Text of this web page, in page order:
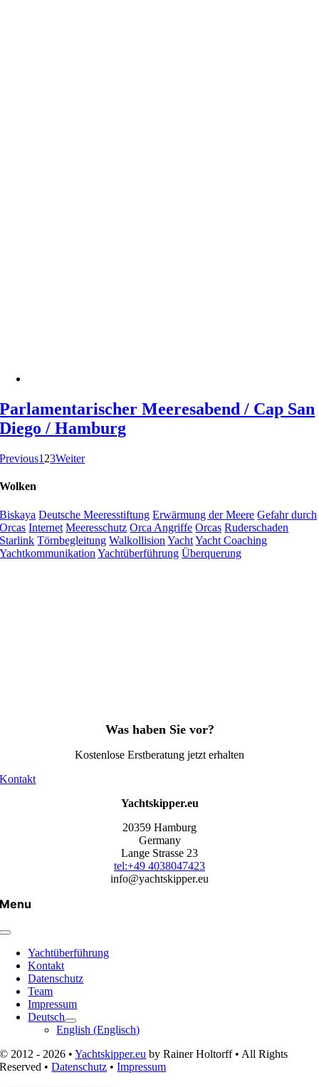
Parlamentarischer Meeresabend / Cap San
Diego / Hamburg
Previous1 23Weiter
Wolken
Biskaya Deutsche Meeresstiftung Erwärmung der Meere Gefahr durch
Orcas Internet Meeresschutz Orca Angriffe Orcas Ruderschaden
Starlink Törnbegleitung Walkollision YachtYacht Coaching
Yachtkommunikation Yachtüberführung Überquerung
Was haben Sie vor?
Kostenlose Erstberatung jetzt erhalten
Kontakt
Yachtskipper.eu
20359 Hamburg
Germany
Lange Strasse 23
tel:+49 4038047423
info@yachtskipper.eu
Menu
Yachtüberführung
Kontakt
Datenschutz
Team
Impressum
Deutsch
English (Englisch)
© 2012 - 2026 •Yachtskipper.eu by Rainer Holtorff • All Rights
Reserved •Datenschutz •Impressum